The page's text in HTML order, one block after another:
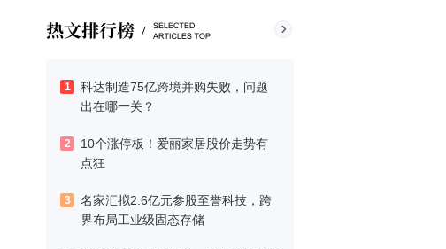
1
科达制造75亿跨境并购失败，问题
出在哪一关？
2
10个涨停板！爱丽家居股价走势有
点狂
3
名家汇拟2.6亿元参股至誉科技，跨
界布局工业级固态存储